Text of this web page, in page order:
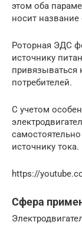
этом оба
носит
Роторная ЭДС
источнику
потребителей.
С учетом
источнику тока.
https://
Сфера